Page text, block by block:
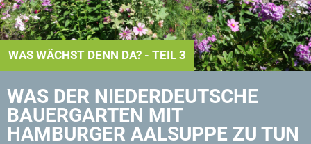
WAS WÄCHST DENN DA? - TEIL 3
WAS DER NIEDERDEUTSCHE
BAUERGARTEN MIT
HAMBURGER AALSUPPE ZU TUN